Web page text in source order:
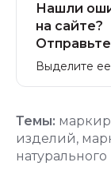
Нашли
на сайте?
Выделите
Темы:
изделий,
натурального